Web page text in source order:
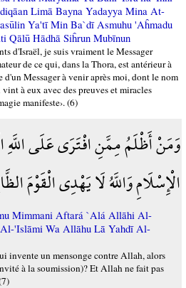
Limā Bayna Yadayya Mina At-
Ya'tī Min Ba`dī Asmuhu 'Aĥmadu
Qālū Hādhā Siĥrun Mubīnun
d'Israël, je suis vraiment le Messager
de ce qui, dans la Thora, est antérieur à
Messager à venir après moi, dont le nom
à eux avec des preuves et miracles
manifeste›. (6)
وَمَنْ أَظْلَمُ مِمَّنِ افْتَرَى عَلَى
الْإِسْلَامِ وَاللَّهُ لَا يَهْدِي الْقَوْمَ
Mimmani Aftará `Alá Allāhi Al-
'Islāmi Wa Allāhu Lā Yahdī Al-
invente un mensonge contre Allah, alors
à la soumission)? Et Allah ne fait pas